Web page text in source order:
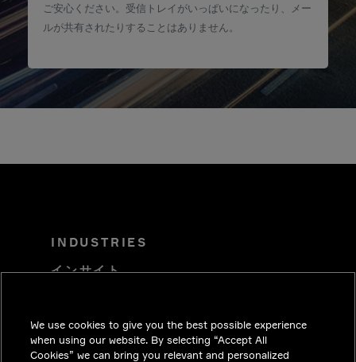
ご安心ください。受信トレイがいっぱいになったり、メー
ルが共有されたりすることはありません。
INDUSTRIES
インサイト
採用情報
投資家向けお知らせ
We use cookies to give you the best possible experience
when using our website. By selecting “Accept All
Cookies” we can bring you relevant and personalized